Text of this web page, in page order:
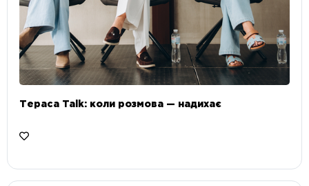
Тераса Talk: коли розмова — надихає